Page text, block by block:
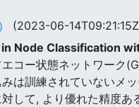
(2023-06-
Node Classification
コー状態ネットワーク
は訓練されていないメ
して, より優れた精度あ